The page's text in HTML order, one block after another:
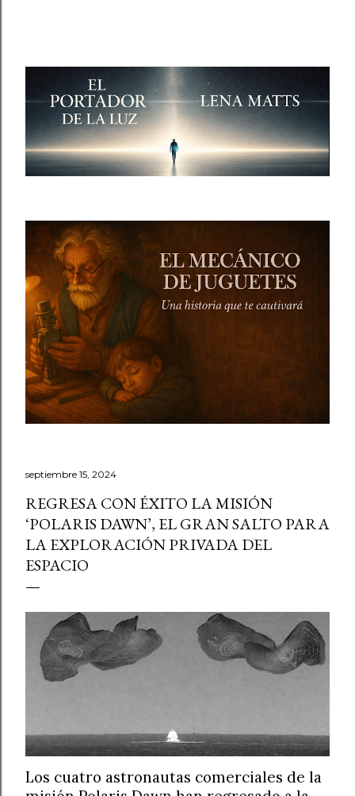
septiembre 15, 2024
REGRESA CON ÉXITO LA MISIÓN
‘POLARIS DAWN’, EL GRAN SALTO PARA
LA EXPLORACIÓN PRIVADA DEL
ESPACIO
Los cuatro astronautas comerciales de la